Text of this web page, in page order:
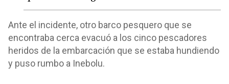
Ante el incidente, otro barco pesquero que se
encontraba cerca evacuó a los cinco pescadores
heridos de la embarcación que se estaba hundiendo
y puso rumbo a Inebolu.